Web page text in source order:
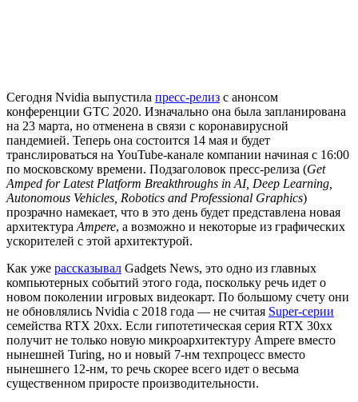
Сегодня Nvidia выпустила пресс-релиз с анонсом
конференции GTC 2020. Изначально она была запланирована
на 23 марта, но отменена в связи с коронавирусной
пандемией. Теперь она состоится 14 мая и будет
транслироваться на YouTube-канале компании начиная с 16:00
по московскому времени. Подзаголовок пресс-релиза (Get
Amped for Latest Platform Breakthroughs in AI, Deep Learning,
Autonomous Vehicles, Robotics and Professional Graphics)
прозрачно намекает, что в это день будет представлена новая
архитектура Ampere, а возможно и некоторые из графических
ускорителей с этой архитектурой.
Как уже рассказывал Gadgets News, это одно из главных
компьютерных событий этого года, поскольку речь идет о
новом поколении игровых видеокарт. По большому счету они
не обновлялись Nvidia с 2018 года — не считая Super-серии
семейства RTX 20xx. Если гипотетическая серия RTX 30xx
получит не только новую микроархитектуру Ampere вместо
нынешней Turing, но и новый 7-нм техпроцесс вместо
нынешнего 12-нм, то речь скорее всего идет о весьма
существенном приросте производительности.